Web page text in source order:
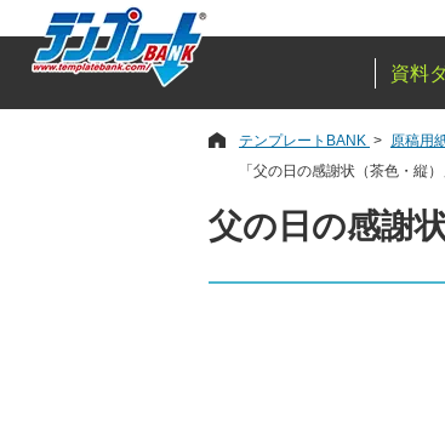
資料
テンプレートBANK 原稿用
「父の日の感謝状（茶色・縦
父の日の感謝